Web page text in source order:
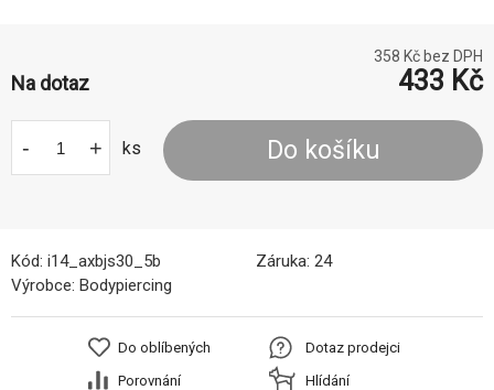
358 Kč bez DPH
Na dotaz 433 Kč
- + ks Do košíku
Kód: i14_axbjs30_5b Záruka: 24
Výrobce: Bodypiercing
Do oblíbených
Porovnání
Dotaz prodejci
Hlídání